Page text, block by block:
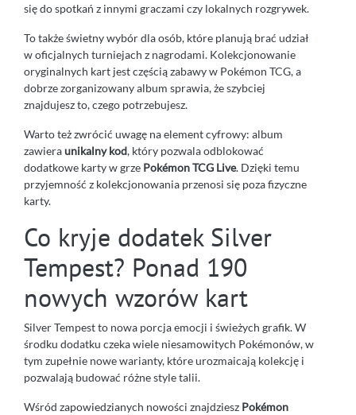
się do spotkań z innymi graczami czy lokalnych rozgrywek.
To także świetny wybór dla osób, które planują brać udział
w oficjalnych turniejach z nagrodami. Kolekcjonowanie
oryginalnych kart jest częścią zabawy w Pokémon TCG, a
dobrze zorganizowany album sprawia, że szybciej
znajdujesz to, czego potrzebujesz.
Warto też zwrócić uwagę na element cyfrowy: album
zawieraunikalny kod, który pozwala odblokować
dodatkowe karty w grze Pokémon TCG Live. Dzięki temu
przyjemność z kolekcjonowania przenosi się poza fizyczne
karty.
Co kryje dodatek Silver
Tempest? Ponad 190
nowych wzorów kart
Silver Tempest to nowa porcja emocji i świeżych grafik. W
środku dodatku czeka wiele niesamowitych Pokémonów, w
tym zupełnie nowe warianty, które urozmaicają kolekcję i
pozwalają budować różne style talii.
Wśród zapowiedzianych nowości znajdziesz Pokémon